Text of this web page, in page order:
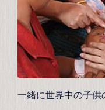
一緒に世界中の子供